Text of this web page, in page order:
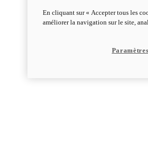
En cliquant sur « Accepter tous les
améliorer la navigation sur le site,